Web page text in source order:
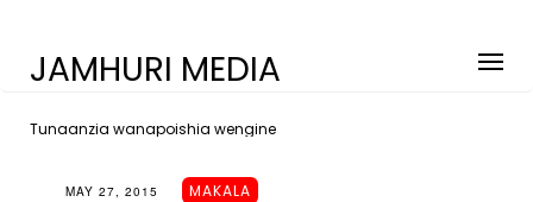
JAMHURI MEDIA
Tunaanzia wanapoishia wengine
MAY 27, 2015 MAKALA